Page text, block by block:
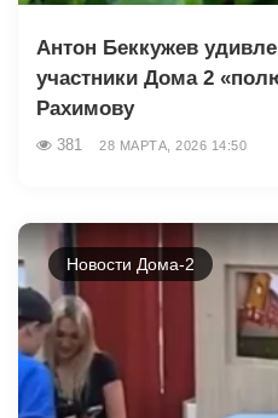
Антон Беккужев
участники Дома 2
Рахимову
381 28 МАРТА, 2026 14:50
Новости Дома-2